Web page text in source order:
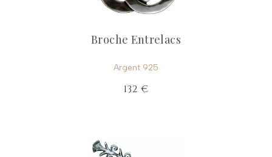
Broche Entrelacs
Argent 925
132 €